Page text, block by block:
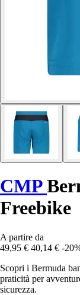
CMP
Freebike
A partire da
49,95 € 40,14 € -
Scopri i Bermuda
praticità per
sicurezza.